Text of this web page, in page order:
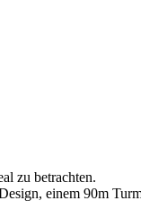
zu betrachten.
einem 90m